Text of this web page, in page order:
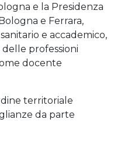
e la Presidenza
e Ferrara,
e accademico,
professioni
docente
territoriale
da parte